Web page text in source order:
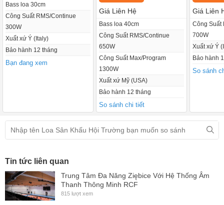
C3110-96 là một hệ thống loa hai chiều đầy đủ âm thanh, đa dụng,
phân tán rộng và thấp, dành cho các ứng dụng gần. Kích thước
nhỏ gọn của nó làm cho nó lý tưởng cho việc lắp đặt tường bên
thấp có tính hiệu quả thấp. Phần tần số cao là một kèn xoay hướng
âm ổn định được tải với một trình điều khiển nén 1 inch có bộ phận
màng 1,5 inch để phân tán mượt mà và rộng. Bộ truyền tần số thấp
là loa trầm 10 inch với cuộn dây giọng nói 2 inch.
Thông số kỹ thuật
Kiểu Loa: Passive (Không có công suất)
Cấu tạo: 2 Loa, 2 đường tiếng
Loa Bass: 25cm
Thông tin bass loa: Cuộn âm 5.08cm chịu nhiệt cao
Loa treble: 1 loa 2.5cm
Bass loa 30cm
Công Suất RMS/Continue
300W
Xuất xứ Ý (Italy)
Bảo hành 12 tháng
Bạn đang xem
Giá Liên Hệ
Bass loa 40cm
Công Suất RMS/Continue
650W
Công Suất Max/Program
1300W
Xuất xứ Mỹ (USA)
Bảo hành 12 tháng
So sánh chi tiết
Giá Liên
Công Suất
700W
Xuất xứ Ý
Bảo hành
So sánh
Tin tức liên quan
Trung Tâm Đa Năng Ziębice Với Hệ Thống Âm
Thanh Thông Minh RCF
815 lượt xem